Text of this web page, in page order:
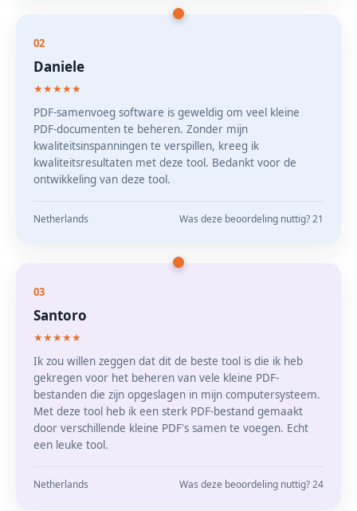
02
Daniele
★★★★★
PDF-samenvoeg software is geweldig om veel kleine
PDF-documenten te beheren. Zonder mijn
kwaliteitsinspanningen te verspillen, kreeg ik
kwaliteitsresultaten met deze tool. Bedankt voor de
ontwikkeling van deze tool.
Netherlands Was deze beoordeling nuttig? 21
03
Santoro
★★★★★
Ik zou willen zeggen dat dit de beste tool is die ik heb
gekregen voor het beheren van vele kleine PDF-
bestanden die zijn opgeslagen in mijn computersysteem.
Met deze tool heb ik een sterk PDF-bestand gemaakt
door verschillende kleine PDF's samen te voegen. Echt
een leuke tool.
Netherlands Was deze beoordeling nuttig? 24